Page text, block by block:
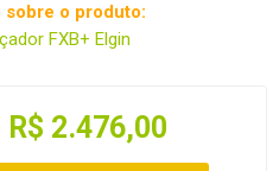
o produto:
FXB+ Elgin
2.476,00